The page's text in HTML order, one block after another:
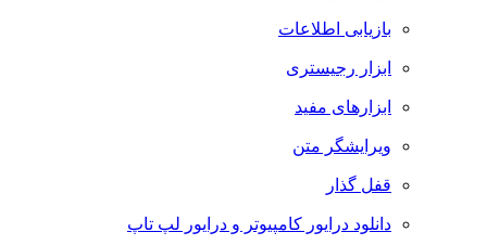
بازیابی اطلاعات
ابزار رجیستری
ابزارهای مفید
ویرایشگر متن
قفل گذار
دانلود درایور کامپیوتر و درایور لپ تاپ